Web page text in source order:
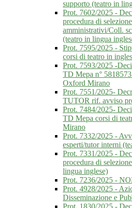
supporto (teatro in
Prot. 7602/2025 -
procedura di
amministrativi/Coll.
(teatro in lingua
Prot. 7595/2025 -
corsi di teatro in
Prot. 7593/2025 -
TD Mepa n°
Oxford Mirano
Prot. 7551/2025-
TUTOR rif. avviso
Prot. 7484/2025-
TD Mepa corsi di
Mirano
Prot. 7332/2025 -
esperti/tutor interni
Prot. 7331/2025 -
procedura di
lingua inglese)
Prot. 7236/2025 -
Prot. 4928/2025 -
Disseminazione e